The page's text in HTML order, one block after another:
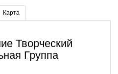
Карта
Творческий
Группа